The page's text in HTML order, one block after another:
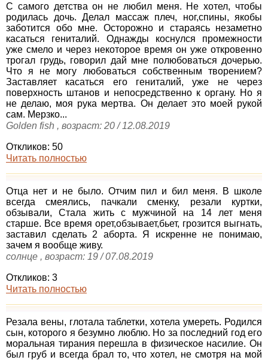
С самого детства он не любил меня. Не хотел, чтобы
родилась дочь. Делал массаж плеч, ног,спины, якобы
заботится обо мне. Осторожно и стараясь незаметно
касаться гениталий. Однажды коснулся промежности
уже смело и через некоторое время он уже откровенно
трогал грудь, говорил дай мне полюбоваться дочерью.
Что я не могу любоваться собственным творением?
Заставляет касаться его гениталий, уже не через
поверхность штанов и непосредственно к органу. Но я
не делаю, моя рука мертва. Он делает это моей рукой
сам. Мерзко...
Golden fish , возраст: 20 / 12.08.2019
Откликов: 50
Читать полностью
Отца нет и не было. Отчим пил и бил меня. В школе
всегда смеялись, пачкали сменку, резали куртки,
обзывали, Стала жить с мужчиной на 14 лет меня
старше. Все время орет,обзывает,бьет, грозится выгнать,
заставил сделать 2 аборта. Я искренне не понимаю,
зачем я вообще живу.
солнце , возраст: 19 / 07.08.2019
Откликов: 3
Читать полностью
Резала вены, глотала таблетки, хотела умереть. Родился
сын, которого я безумно люблю. Но за последний год его
моральная тирания перешла в физическое насилие. Он
был груб и всегда брал то, что хотел, не смотря на мой